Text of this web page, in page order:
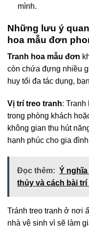
mình.
Những lưu ý
hoa mẫu đơn
Tranh hoa mẫu đơn
còn chứa đựng nhiều
huy tối đa tác dụng,
Vị trí treo tranh:
trong phòng khách
không gian thu hút
hạnh phúc cho gia
Đọc thêm: Ý
thủy và cách bài
Tránh treo tranh ở nơi
nhà vệ sinh vì sẽ làm